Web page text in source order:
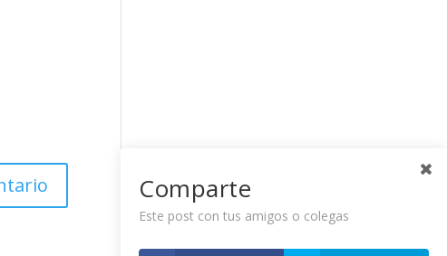
Comparte
Este post con tus amigos o colegas